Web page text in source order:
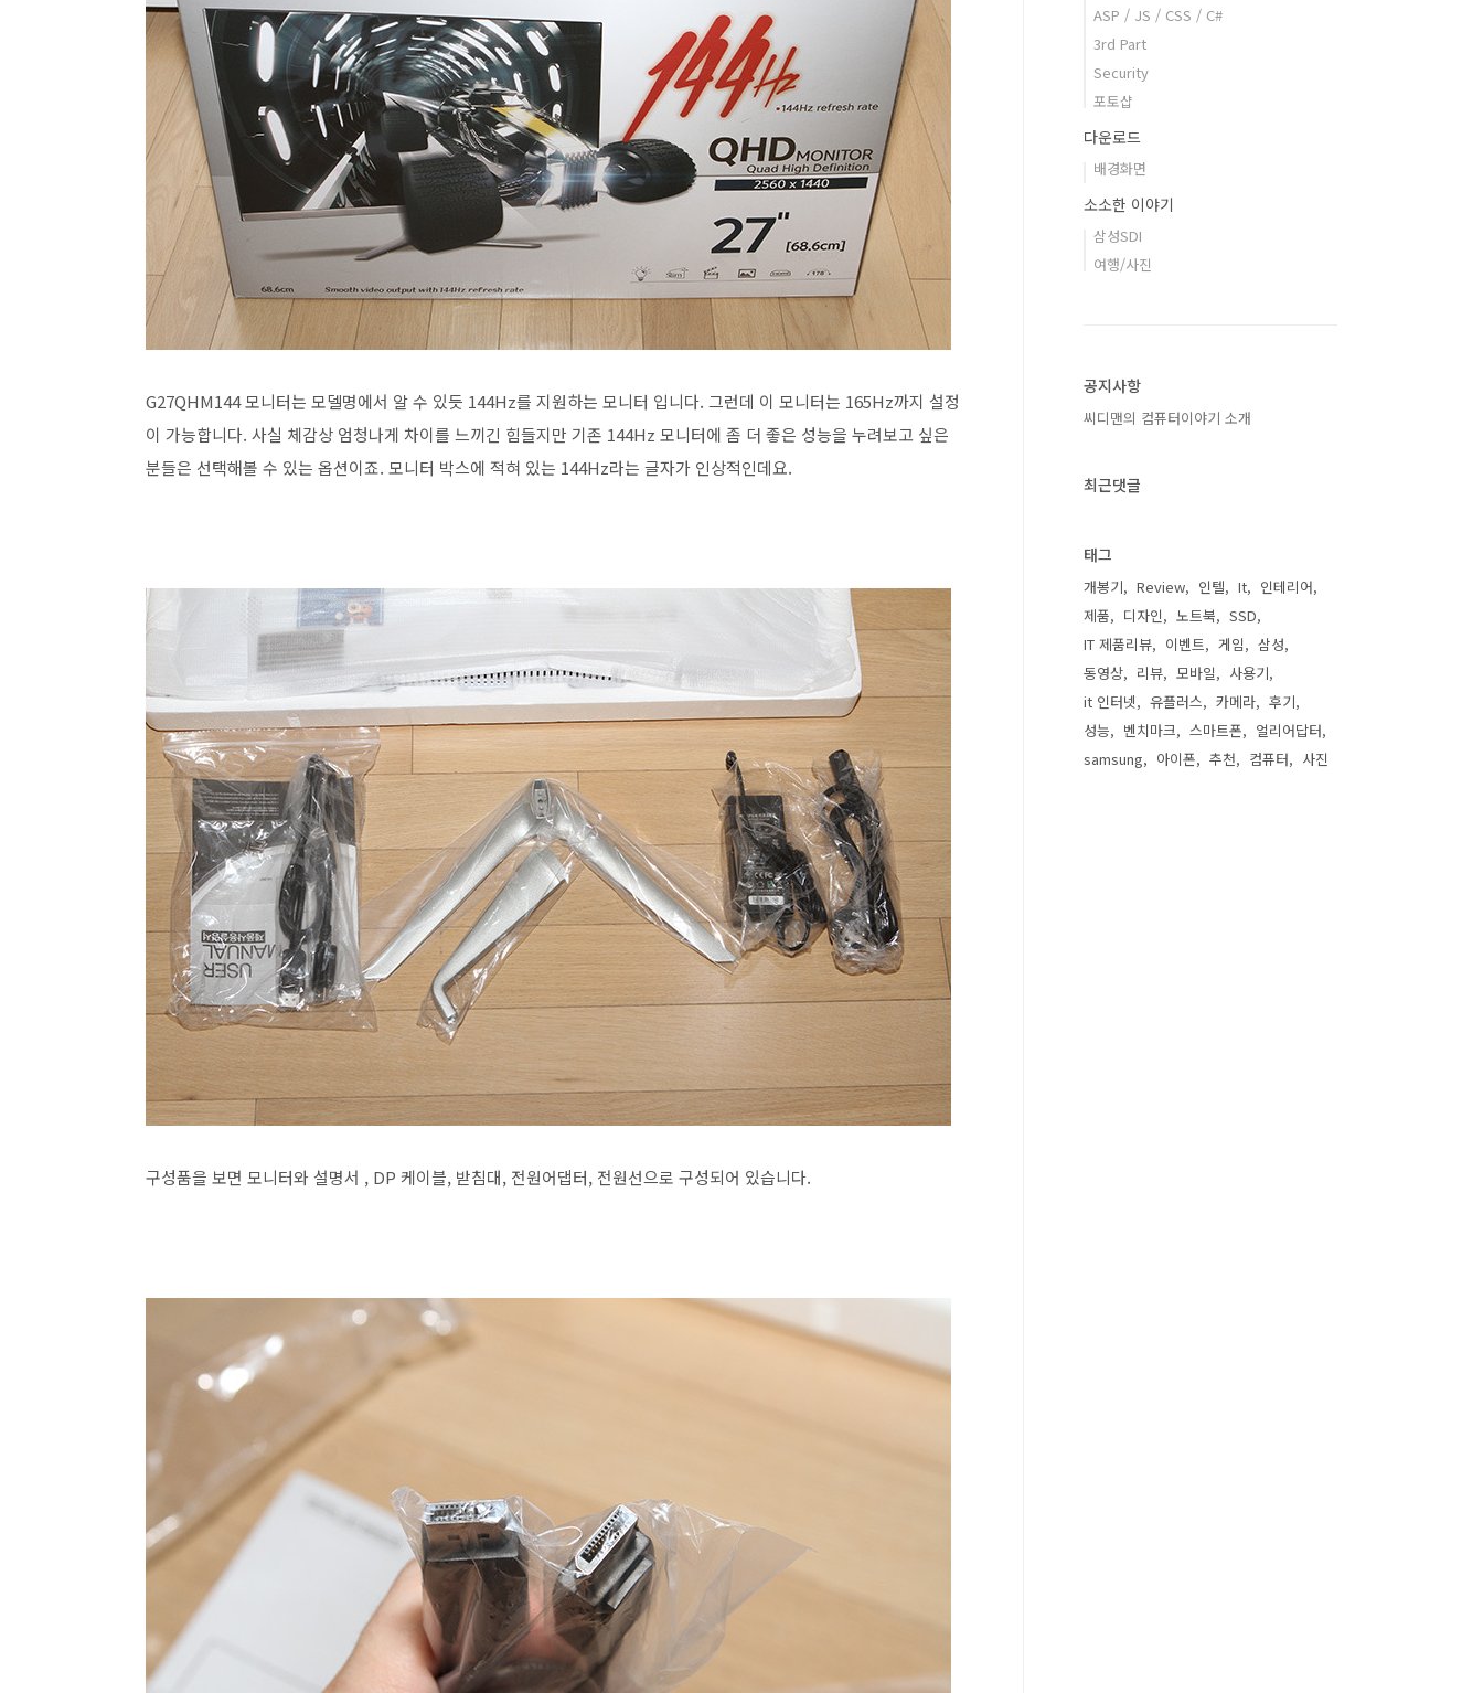
G27QHM144 모니터는 모델명에서 알 수 있듯 144Hz를 지원하는 모니터 입니다. 그런데 이 모니터는 165Hz까지 설정
이 가능합니다. 사실 체감상 엄청나게 차이를 느끼긴 힘들지만 기존 144Hz 모니터에 좀 더 좋은 성능을 누려보고 싶은
분들은 선택해볼 수 있는 옵션이죠. 모니터 박스에 적혀 있는 144Hz라는 글자가 인상적인데요.
구성품을 보면 모니터와 설명서 , DP 케이블, 받침대, 전원어댑터, 전원선으로 구성되어 있습니다.
ASP / JS / CSS / C#
3rd Part
Security
포토샵
다운로드
배경화면
소소한 이야기
삼성SDI
여행/사진
공지사항
씨디맨의 컴퓨터이야기 소개
최근댓글
태그
개봉기 Review 인텔 It
인테리어
제품
디자인 노트북
SSD
IT 제품리뷰
이벤트 게임
삼성
동영상
리뷰 모바일
사용기
it 인터넷
유플러스 카메라
후기
성능
벤치마크 스마트폰
얼리어답터
samsung
아이폰 추천 컴퓨터 사진